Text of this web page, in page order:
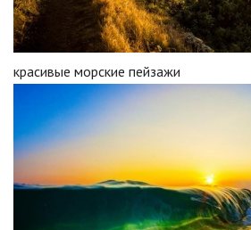
красивые морские пейзажи